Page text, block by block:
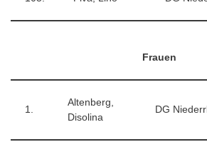
Frauen
1.
Altenberg,
Disolina
DG